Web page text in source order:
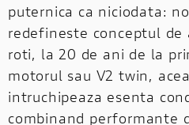
puternica ca niciodata:
redefineste conceptul de
roti, la 20 de ani de la
motorul sau V2 twin,
intruchipeaza esenta
combinand performante